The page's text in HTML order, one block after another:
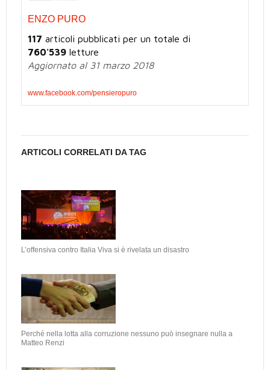
ENZO PURO
117 articoli pubblicati per un totale di
760'539 letture
Aggiornato al 31 marzo 2018
www.facebook.com/pensieropuro
ARTICOLI CORRELATI DA TAG
L’offensiva contro Italia Viva si è rivelata un disastro
Perché nella lotta alla corruzione nessuno può insegnare nulla a
Matteo Renzi